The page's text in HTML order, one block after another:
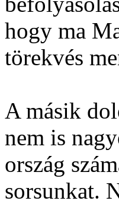
hogy ma
törekvés
A másik
nem is
ország
sorsunkat.